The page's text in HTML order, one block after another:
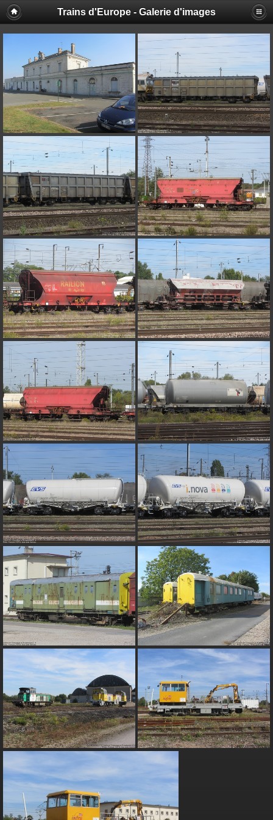
Trains d'Europe - Galerie d'images